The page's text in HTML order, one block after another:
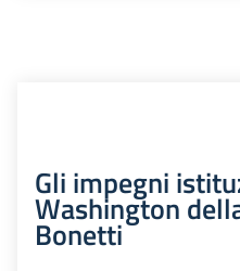
Gli impegni
Washington
Bonetti